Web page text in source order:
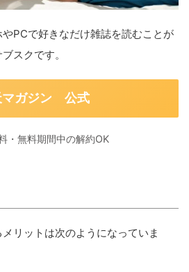
PCで好きなだけ雑誌を読むことが
スクです。
マガジン 公式
・無料期間中の解約OK
リットは次のようになっていま